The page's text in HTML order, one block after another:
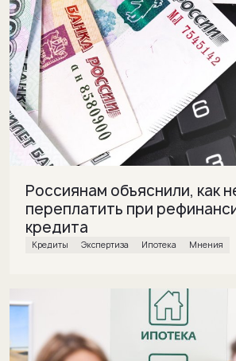
Россиянам объяснили, как
переплатить при
кредита
кредиты экспертиза ипотека Мнения